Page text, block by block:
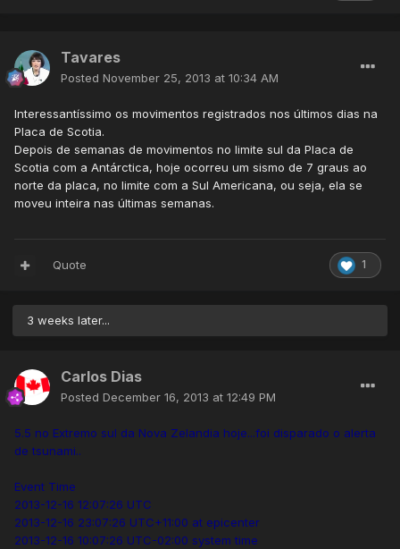
Tavares
Posted November 25, 2013 at 10:34 AM
Interessantíssimo os movimentos registrados nos últimos dias na
Placa de Scotia.
Depois de semanas de movimentos no limite sul da Placa de
Scotia com a Antárctica, hoje ocorreu um sismo de 7 graus ao
norte da placa, no limite com a Sul Americana, ou seja, ela se
moveu inteira nas últimas semanas.
1
Quote
3 weeks later...
Carlos Dias
Posted December 16, 2013 at 12:49 PM
5.5 no Extremo sul da Nova Zelandia hoje...foi disparado o alerta
de tsunami..
Event Time
2013-12-16 12:07:26 UTC
2013-12-16 23:07:26 UTC+11:00 at epicenter
2013-12-16 10:07:26 UTC-02:00 system time